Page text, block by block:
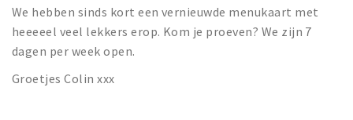
We hebben sinds kort een vernieuwde menukaart met
heeeeel veel lekkers erop. Kom je proeven? We zijn 7
dagen per week open.
Groetjes Colin xxx